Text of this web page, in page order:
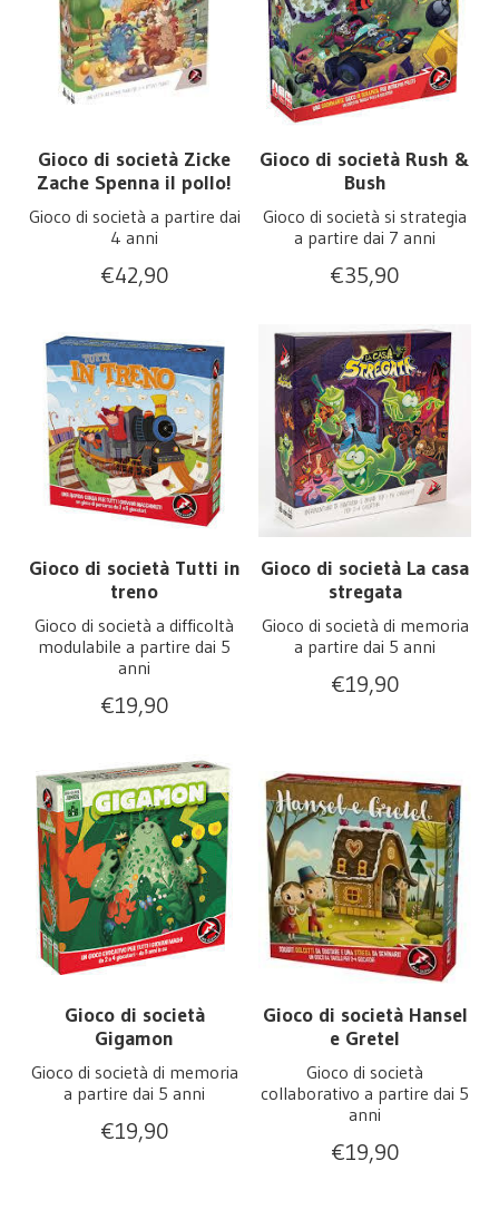
Gioco di società Zicke
Zache Spenna il pollo!
Gioco di società a partire dai
4 anni
€42,90
Gioco di società Rush &
Bush
Gioco di società si strategia
a partire dai 7 anni
€35,90
Gioco di società Tutti in
treno
Gioco di società a difficoltà
modulabile a partire dai 5
anni
€19,90
Gioco di società La casa
stregata
Gioco di società di memoria
a partire dai 5 anni
€19,90
Gioco di società
Gigamon
Gioco di società di memoria
a partire dai 5 anni
€19,90
Gioco di società Hansel
e Gretel
Gioco di società
collaborativo a partire dai 5
anni
€19,90